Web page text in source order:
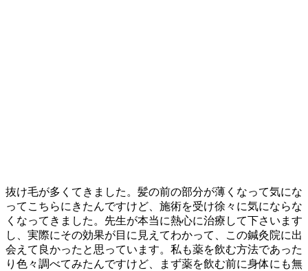
抜け毛が多くてきました。髪の前の部分が薄くなって気にな
ってこちらにきたんですけど、施術を受け徐々に気にならな
くなってきました。先生が本当に熱心に治療して下さいます
し、実際にその効果が目に見えてわかって、この鍼灸院に出
会えて良かったと思っています。私も薬を飲む方法であった
り色々調べてみたんですけど、まず薬を飲む前に身体にも無